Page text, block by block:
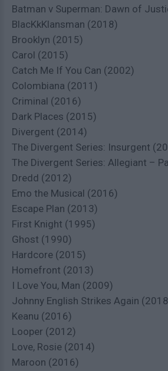
Batman v Superman: Dawn of
BlacKkKlansman (2018)
Brooklyn (2015)
Carol (2015)
Catch Me If You Can (2002)
Colombiana (2011)
Criminal (2016)
Dark Places (2015)
Divergent (2014)
The Divergent Series: Insurgent
The Divergent Series: Allegiant –
Dredd (2012)
Emo the Musical (2016)
Escape Plan (2013)
First Knight (1995)
Ghost (1990)
Hardcore (2015)
Homefront (2013)
I Love You, Man (2009)
Johnny English Strikes Again
Keanu (2016)
Looper (2012)
Love, Rosie (2014)
Maroon (2016)